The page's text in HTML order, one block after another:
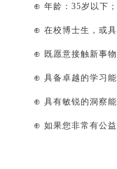
⊕ 年龄：35岁以下；
⊕ 在校博士生，或
⊕ 既愿意接触新事
⊕ 具备卓越的学习
⊕ 具有敏锐的洞察
⊕ 如果您非常有公